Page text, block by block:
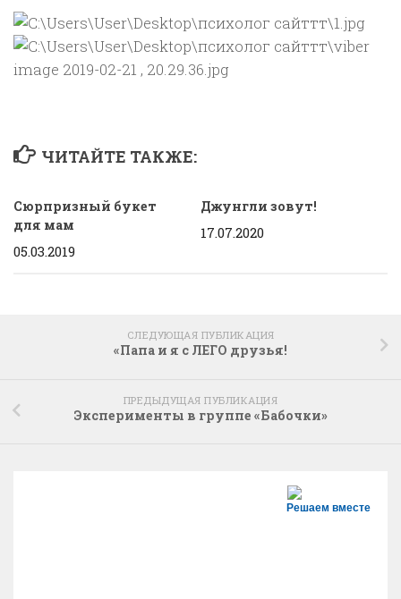
ЧИТАЙТЕ ТАКЖЕ:
Сюрпризный букет
для мам
05.03.2019
Джунгли зовут!
17.07.2020
СЛЕДУЮЩАЯ ПУБЛИКАЦИЯ
«Папа и я с ЛЕГО друзья!
ПРЕДЫДУЩАЯ ПУБЛИКАЦИЯ
Эксперименты в группе «Бабочки»
Решаем вместе